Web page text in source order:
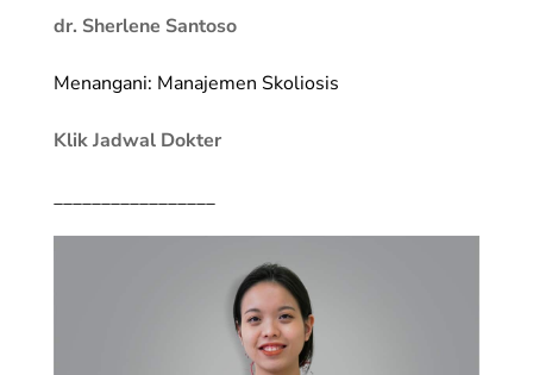
dr. Sherlene Santoso
Menangani: Manajemen Skoliosis
Klik Jadwal Dokter
_________________